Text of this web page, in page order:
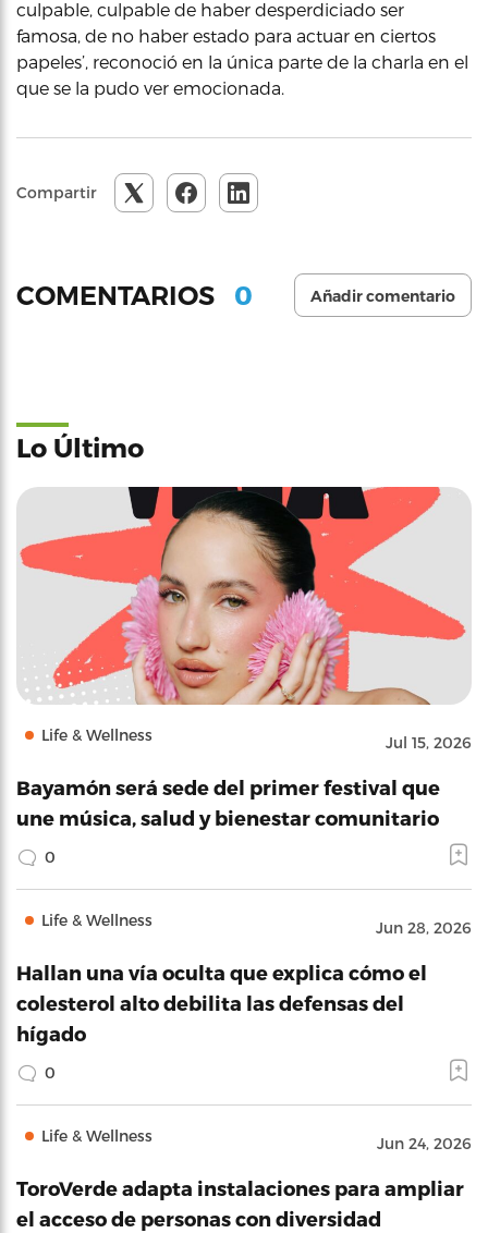
culpable, culpable de haber desperdiciado ser
famosa, de no haber estado para actuar en ciertos
papeles’, reconoció en la única parte de la charla en el
que se la pudo ver emocionada.
Compartir
COMENTARIOS 0 Añadir comentario
Lo Último
Life & Wellness Jul 15, 2026
Bayamón será sede del primer festival que
une música, salud y bienestar comunitario
0
Life & Wellness Jun 28, 2026
Hallan una vía oculta que explica cómo el
colesterol alto debilita las defensas del
hígado
0
Life & Wellness Jun 24, 2026
ToroVerde adapta instalaciones para ampliar
el acceso de personas con diversidad